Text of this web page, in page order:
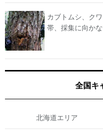
カブトムシ、ク
帯、採集に向か
全国キ
北海道エリア